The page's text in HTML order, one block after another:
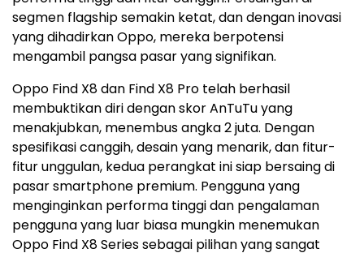
segmen flagship semakin ketat, dan dengan inovasi
yang dihadirkan Oppo, mereka berpotensi
mengambil pangsa pasar yang signifikan.
Oppo Find X8 dan Find X8 Pro telah berhasil
membuktikan diri dengan skor AnTuTu yang
menakjubkan, menembus angka 2 juta. Dengan
spesifikasi canggih, desain yang menarik, dan fitur-
fitur unggulan, kedua perangkat ini siap bersaing di
pasar smartphone premium. Pengguna yang
menginginkan performa tinggi dan pengalaman
pengguna yang luar biasa mungkin menemukan
Oppo Find X8 Series sebagai pilihan yang sangat